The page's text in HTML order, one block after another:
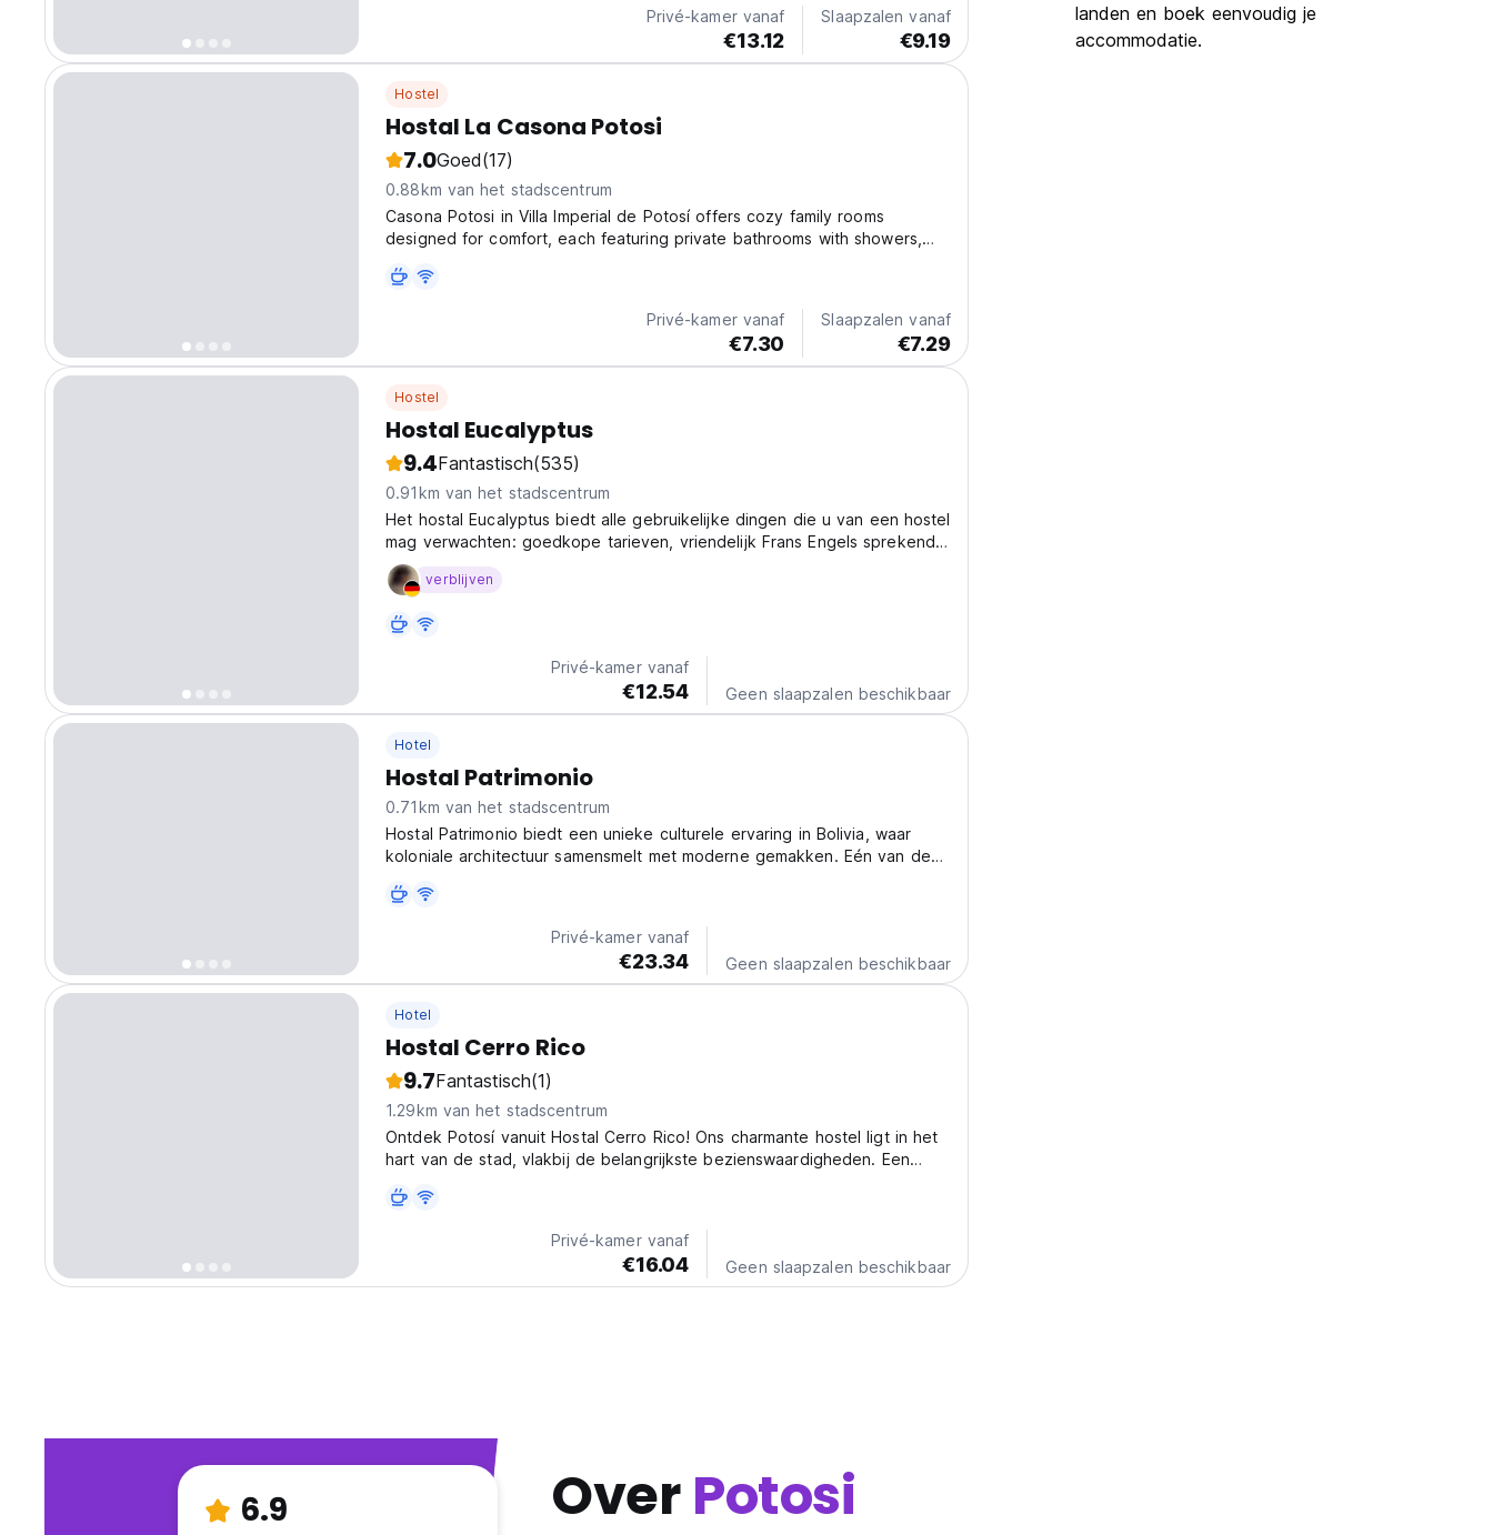
Privé-kamer vanaf
€13.12
Slaapzalen vanaf
€9.19
Hostel
Hostal La Casona Potosi
7.0Goed(17)
0.88km van het stadscentrum
Casona Potosi in Villa Imperial de Potosí offers cozy family rooms
designed for comfort, each featuring private bathrooms with showers,
relax on the sun terrace or stay connected with...
Privé-kamer vanaf
€7.30
Slaapzalen vanaf
€7.29
Hostel
Hostal Eucalyptus
9.4Fantastisch(535)
0.91km van het stadscentrum
Het hostal Eucalyptus biedt alle gebruikelijke dingen die u van een hostel
mag verwachten: goedkope tarieven, vriendelijk Frans Engels sprekend
personeel, 24 uur per dag. Check in.
verblijven
Privé-kamer vanaf
€12.54 Geen slaapzalen beschikbaar
Hotel
Hostal Patrimonio
0.71km van het stadscentrum
Hostal Patrimonio biedt een unieke culturele ervaring in Bolivia, waar
koloniale architectuur samensmelt met moderne gemakken. Eén van de
verblijven! (Auto-translated from original language)
Privé-kamer vanaf
€23.34 Geen slaapzalen beschikbaar
Hotel
Hostal Cerro Rico
9.7Fantastisch(1)
1.29km van het stadscentrum
Ontdek Potosí vanuit Hostal Cerro Rico! Ons charmante hostel ligt in het
hart van de stad, vlakbij de belangrijkste bezienswaardigheden. Een
translated from original language)
Privé-kamer vanaf
€16.04 Geen slaapzalen beschikbaar
landen en boek eenvoudig je
accommodatie.
6.9 OverPotosi